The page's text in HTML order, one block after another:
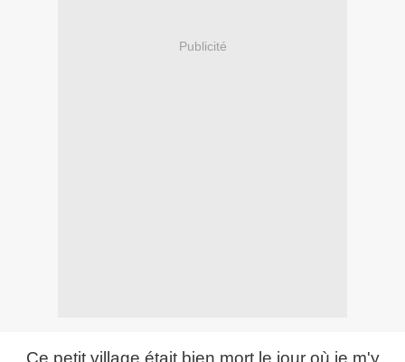
Publicité
Ce petit village était bien mort le jour où je m'y